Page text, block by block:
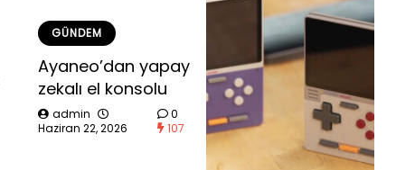
GÜNDEM
Ayaneo’dan yapay
zekalı el konsolu
admin
Haziran 22, 2026
0
107